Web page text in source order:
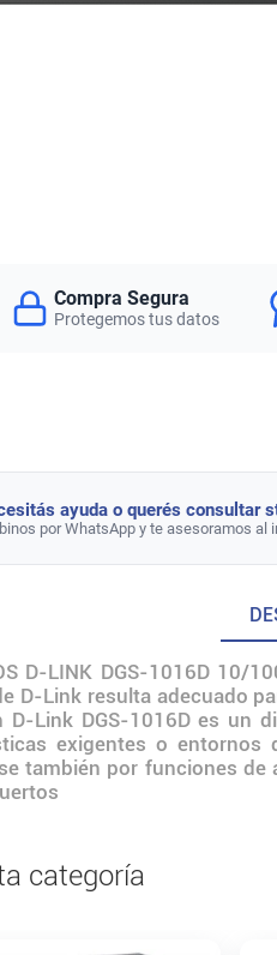
Compra Segura
Protegemos tus datos
ayuda o querés consultar
por WhatsApp y te asesoramos al
D-LINK DGS-1016D
D-Link resulta adecuado
D-Link DGS-1016D es un
exigentes o
también por funciones de
categoría